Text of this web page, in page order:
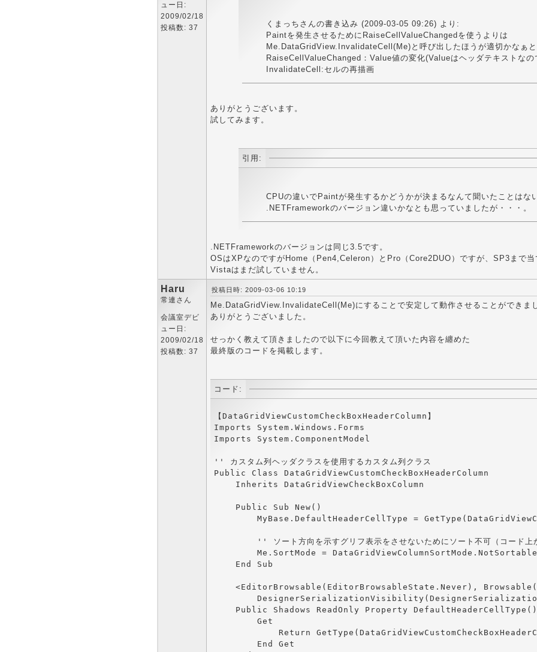
ュー日:
2009/02/18
投稿数: 37
くまっちさんの書き込み (2009-03-05 09:26) より:
Paintを発生させるためにRaiseCellValueChangedを使うよりは
Me.DataGridView.InvalidateCell(Me)と呼び出したほうが適切かなぁ
RaiseCellValueChanged：Value値の変化(Valueはヘッダテキストなの
InvalidateCell:セルの再描画
ありがとうございます。
試してみます。
引用:
CPUの違いでPaintが発生するかどうかが決まるなんて聞いたことはな
.NETFrameworkのバージョン違いかなとも思っていましたが・・・。
.NETFrameworkのバージョンは同じ3.5です。
OSはXPなのですがHome（Pen4,Celeron）とPro（Core2DUO）ですが、SP3まで当
Vistaはまだ試していません。
Haru
常連さん
会議室デビ
ュー日:
2009/02/18
投稿数: 37
投稿日時: 2009-03-06 10:19
Me.DataGridView.InvalidateCell(Me)にすることで安定して動作させることができま
ありがとうございました。
せっかく教えて頂きましたので以下に今回教えて頂いた内容を纏めた
最終版のコードを掲載します。
コード:
【DataGridViewCustomCheckBoxHeaderColumn】
Imports System.Windows.Forms
Imports System.ComponentModel
'' カスタム列ヘッダクラスを使用するカスタム列クラス
Public Class DataGridViewCustomCheckBoxHeaderColumn
    Inherits DataGridViewCheckBoxColumn
    Public Sub New()
MyBase.DefaultHeaderCellType =
'' ソート方向を示すグリフ表示をさせないためにソート不可（コード上
        Me.SortMode = DataGridViewColumnSortMode.NotSortable
    End Sub
<EditorBrowsable(EditorBrowsableState.Never),
Public Shadows ReadOnly Property
        Get
Return
        End Get